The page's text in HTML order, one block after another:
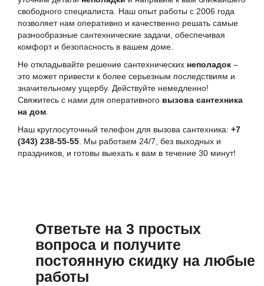
свободного специалиста. Наш опыт работы с 2006 года
позволяет нам оперативно и качественно решать самые
разнообразные сантехнические задачи, обеспечивая
комфорт и безопасность в вашем доме.
Не откладывайте решение сантехнических неполадок –
это может привести к более серьезным последствиям и
значительному ущербу. Действуйте немедленно!
Свяжитесь с нами для оперативного вызова сантехника
на дом.
Наш круглосуточный телефон для вызова сантехника: +7
(343) 238-55-55. Мы работаем 24/7, без выходных и
праздников, и готовы выехать к вам в течение 30 минут!
Ответьте на 3 простых
вопроса и получите
постоянную скидку на любые
работы